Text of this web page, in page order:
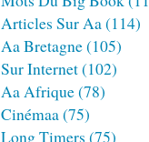
Articles Sur Aa(114)
Aa Bretagne(105)
Sur Internet(102)
Aa Afrique(78)
Cinémaa(75)
Long Timers (75)